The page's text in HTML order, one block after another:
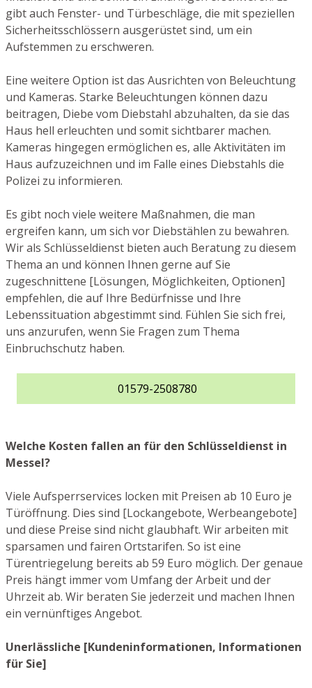
gibt auch Fenster- und Türbeschläge, die mit speziellen
Sicherheitsschlössern ausgerüstet sind, um ein
Aufstemmen zu erschweren.
Eine weitere Option ist das Ausrichten von Beleuchtung
und Kameras. Starke Beleuchtungen können dazu
beitragen, Diebe vom Diebstahl abzuhalten, da sie das
Haus hell erleuchten und somit sichtbarer machen.
Kameras hingegen ermöglichen es, alle Aktivitäten im
Haus aufzuzeichnen und im Falle eines Diebstahls die
Polizei zu informieren.
Es gibt noch viele weitere Maßnahmen, die man
ergreifen kann, um sich vor Diebstählen zu bewahren.
Wir als Schlüsseldienst bieten auch Beratung zu diesem
Thema an und können Ihnen gerne auf Sie
zugeschnittene [Lösungen, Möglichkeiten, Optionen]
empfehlen, die auf Ihre Bedürfnisse und Ihre
Lebenssituation abgestimmt sind. Fühlen Sie sich frei,
uns anzurufen, wenn Sie Fragen zum Thema
Einbruchschutz haben.
01579-2508780
Welche Kosten fallen an für den Schlüsseldienst in
Messel?
Viele Aufsperrservices locken mit Preisen ab 10 Euro je
Türöffnung. Dies sind [Lockangebote, Werbeangebote]
und diese Preise sind nicht glaubhaft. Wir arbeiten mit
sparsamen und fairen Ortstarifen. So ist eine
Türentriegelung bereits ab 59 Euro möglich. Der genaue
Preis hängt immer vom Umfang der Arbeit und der
Uhrzeit ab. Wir beraten Sie jederzeit und machen Ihnen
ein vernünftiges Angebot.
Unerlässliche [Kundeninformationen, Informationen
für Sie]